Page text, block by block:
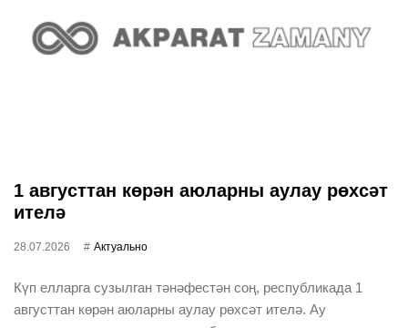
1 августтан көрән аюларны аулау рөхсәт
ителә
28.07.2026 Актуально
Күп елларга сузылган тәнәфестән соң, республикада 1
августтан көрән аюларны аулау рөхсәт ителә. Ау